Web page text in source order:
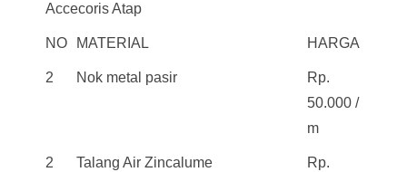
Accecoris Atap
NO MATERIAL HARGA
2 Nok metal pasir
Rp.
50.000 /
m
2 Talang Air Zincalume
Rp.